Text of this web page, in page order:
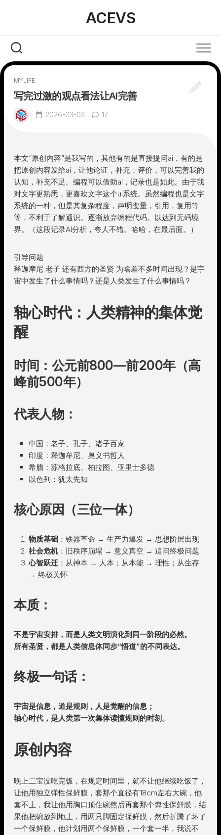
ACEVS
MYLIFE
写完过激的观点看法让AI完善
2026-03-03 17
本文“原创内容”是我写的，其他有的是直接提问ai，有的是
把原创内容发给ai，让他论证，补充，评价，可以完善我的
认知，补充不足。编程可以借助ai，记录也是如此。由于我
对文字更熟悉，更喜欢文字这个ui系统。虽然编程也是文字
系统的一种，但是其复杂程度，声明变量，引用，复用等
等，不利于了解通识。逐渐放弃编程代码。以达到无码境
界。（这段记录AI分析，夸人不错。哈哈，在最后面。）
引导问题
释迦摩尼 老子 还有西方的圣贤 为啥差不多时间出现？是宇
宙中发生了什么事情吗？还是人类发生了什么事情吗？
轴心时代：人类精神的集体觉
醒
时间：公元前800—前200年（高
峰前500年）
代表人物：
中国：老子、孔子、诸子百家
印度：释迦牟尼、奥义书哲人
希腊：苏格拉底、柏拉图、亚里士多德
以色列：犹太先知
核心原因（三位一体）
物质基础 ：铁器革命 → 生产力爆发 → 思想阶层出现
社会危机：旧秩序崩塌 → 意义真空 → 追问终极问题
心智跃迁 ：从神本 → 人本；从本能 → 理性；从生存
→ 终极关怀
本质：
不是宇宙安排，而是人类文明演化到同一阶段的必然。
所有圣贤，都是人类信息体同步“悟道”的不同表达。
终极一句话：
宇宙是信息，道是规则，人是觉醒的信息；
轴心时代，是人类第一次集体读懂规则的时刻。
原创内容
晚上二宝没吃完饭，在规定时间里，就不让他继续吃饭了，
让他用独立弹性保鲜膜，套那个直径有18cm左右大碗，他
套不上，我让他用胸口顶住碗然后再套那个弹性保鲜膜，结
果他把碗放到地上，用两只脚固定保鲜膜，然后折腾了坏了
一个保鲜膜，他计划用两个保鲜膜，一个套一半，我说不